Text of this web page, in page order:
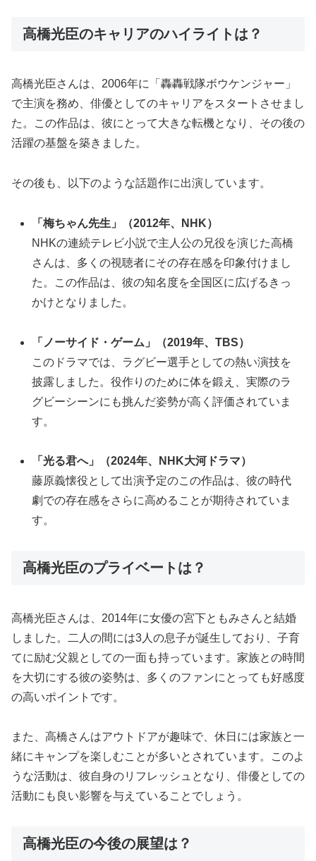
高橋光臣のキャリアのハイライトは？
高橋光臣さんは、2006年に「轟轟戦隊ボウケンジャー」
で主演を務め、俳優としてのキャリアをスタートさせまし
た。この作品は、彼にとって大きな転機となり、その後の
活躍の基盤を築きました。
その後も、以下のような話題作に出演しています。
「梅ちゃん先生」（2012年、NHK）
NHKの連続テレビ小説で主人公の兄役を演じた高橋
さんは、多くの視聴者にその存在感を印象付けまし
た。この作品は、彼の知名度を全国区に広げるきっ
かけとなりました。
「ノーサイド・ゲーム」（2019年、TBS）
このドラマでは、ラグビー選手としての熱い演技を
披露しました。役作りのために体を鍛え、実際のラ
グビーシーンにも挑んだ姿勢が高く評価されていま
す。
「光る君へ」（2024年、NHK大河ドラマ）
藤原義懐役として出演予定のこの作品は、彼の時代
劇での存在感をさらに高めることが期待されていま
す。
高橋光臣のプライベートは？
高橋光臣さんは、2014年に女優の宮下ともみさんと結婚
しました。二人の間には3人の息子が誕生しており、子育
てに励む父親としての一面も持っています。家族との時間
を大切にする彼の姿勢は、多くのファンにとっても好感度
の高いポイントです。
また、高橋さんはアウトドアが趣味で、休日には家族と一
緒にキャンプを楽しむことが多いとされています。このよ
うな活動は、彼自身のリフレッシュとなり、俳優としての
活動にも良い影響を与えていることでしょう。
高橋光臣の今後の展望は？